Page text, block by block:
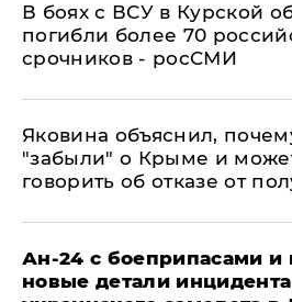
В боях с ВСУ в Курской
погибли более 70
срочников - росСМИ
Яковина объяснил,
"забыли" о Крыме и
говорить об отказе от
Ан-24 с боеприпасами и
новые детали